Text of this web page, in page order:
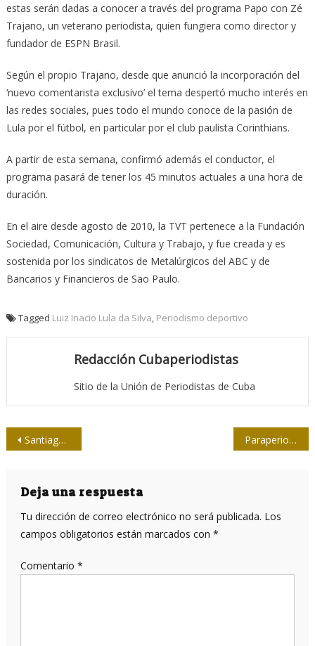
estas serán dadas a conocer a través del programa Papo con Zé
Trajano, un veterano periodista, quien fungiera como director y
fundador de ESPN Brasil.
Según el propio Trajano, desde que anunció la incorporación del
‘nuevo comentarista exclusivo’ el tema despertó mucho interés en
las redes sociales, pues todo el mundo conoce de la pasión de
Lula por el fútbol, en particular por el club paulista Corinthians.
A partir de esta semana, confirmó además el conductor, el
programa pasará de tener los 45 minutos actuales a una hora de
duración.
En el aire desde agosto de 2010, la TVT pertenece a la Fundación
Sociedad, Comunicación, Cultura y Trabajo, y fue creada y es
sostenida por los sindicatos de Metalúrgicos del ABC y de
Bancarios y Financieros de Sao Paulo.
Tagged Luiz Inacio Lula da Silva, Periodismo deportivo
Redacción Cubaperiodistas
Sitio de la Unión de Periodistas de Cuba
Navegación
entradas
Santiagueros listos para el Torneo de Softbol de la Prensa Paraperiodistas en el guion del Comando Sur vs Cuba y Venezuela
Deja una respuesta
Tu dirección de correo electrónico no será publicada. Los
campos obligatorios están marcados con *
Comentario *